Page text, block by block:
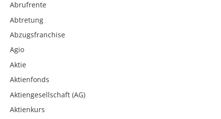
Abrufrente
Abtretung
Abzugsfranchise
Agio
Aktie
Aktienfonds
Aktiengesellschaft (AG)
Aktienkurs